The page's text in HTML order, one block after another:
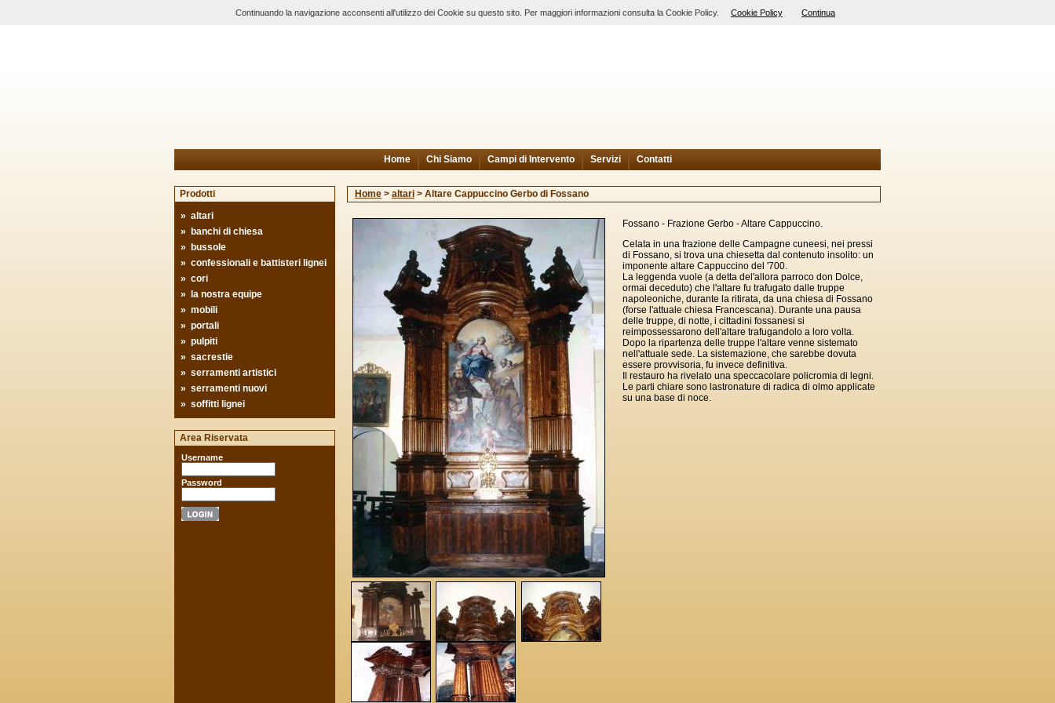
Home Chi Siamo Campi di Intervento Servizi Contatti
Prodotti
» altari
»
banchi di chiesa
»
bussole
» confessionali e battisteri lignei
» cori
»
la nostra equipe
» mobili
» portali
» pulpiti
» sacrestie
» serramenti artistici
» serramenti nuovi
» soffitti lignei
Area Riservata
Username
Password
Home > altari > Altare Cappuccino Gerbo di Fossano
Fossano - Frazione Gerbo - Altare Cappuccino.
Celata in una frazione delle Campagne cuneesi, nei pressi
di Fossano, si trova una chiesetta dal contenuto insolito: un
imponente altare Cappuccino del '700.
La leggenda vuole (a detta del'allora parroco don Dolce,
ormai deceduto) che l'altare fu trafugato dalle truppe
napoleoniche, durante la ritirata, da una chiesa di Fossano
(forse l'attuale chiesa Francescana). Durante una pausa
delle truppe, di notte, i cittadini fossanesi si
reimpossessarono dell'altare trafugandolo a loro volta.
Dopo la ripartenza delle truppe l'altare venne sistemato
nell'attuale sede. La sistemazione, che sarebbe dovuta
essere provvisoria, fu invece definitiva.
Il restauro ha rivelato una speccacolare policromia di legni.
Le parti chiare sono lastronature di radica di olmo applicate
su una base di noce.
Continuando la navigazione acconsenti all'utilizzo dei Cookie su questo sito. Per maggiori informazioni consulta la Cookie Policy. Cookie Policy Continua